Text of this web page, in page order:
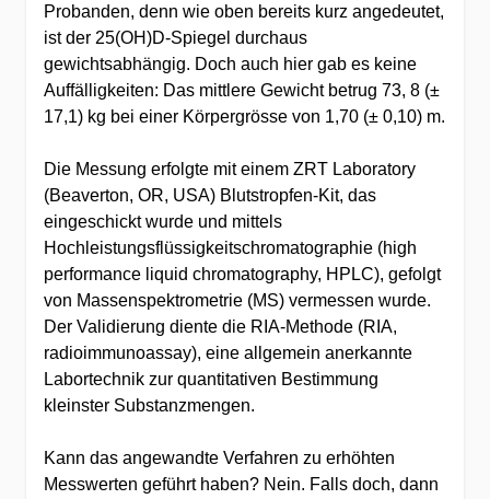
Probanden, denn wie oben bereits kurz angedeutet,
ist der 25(OH)D-Spiegel durchaus
gewichtsabhängig. Doch auch hier gab es keine
Auffälligkeiten: Das mittlere Gewicht betrug 73, 8 (±
17,1) kg bei einer Körpergrösse von 1,70 (± 0,10) m.
Die Messung erfolgte mit einem ZRT Laboratory
(Beaverton, OR, USA) Blutstropfen-Kit, das
eingeschickt wurde und mittels
Hochleistungsflüssigkeitschromatographie (high
performance liquid chromatography, HPLC), gefolgt
von Massenspektrometrie (MS) vermessen wurde.
Der Validierung diente die RIA-Methode (RIA,
radioimmunoassay), eine allgemein anerkannte
Labortechnik zur quantitativen Bestimmung
kleinster Substanzmengen.
Kann das angewandte Verfahren zu erhöhten
Messwerten geführt haben? Nein. Falls doch, dann